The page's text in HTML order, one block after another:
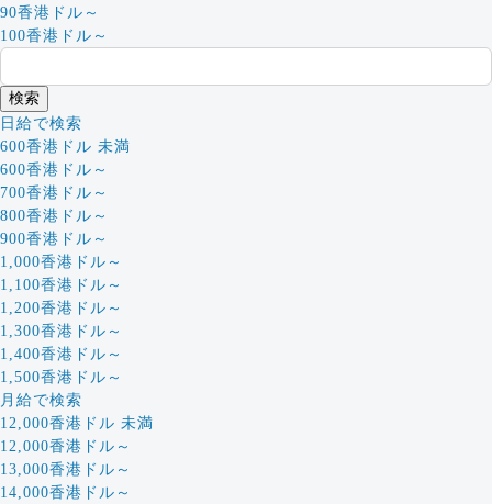
90香港ドル～
100香港ドル～
日給で検索
600香港ドル 未満
600香港ドル～
700香港ドル～
800香港ドル～
900香港ドル～
1,000香港ドル～
1,100香港ドル～
1,200香港ドル～
1,300香港ドル～
1,400香港ドル～
1,500香港ドル～
月給で検索
12,000香港ドル 未満
12,000香港ドル～
13,000香港ドル～
14,000香港ドル～